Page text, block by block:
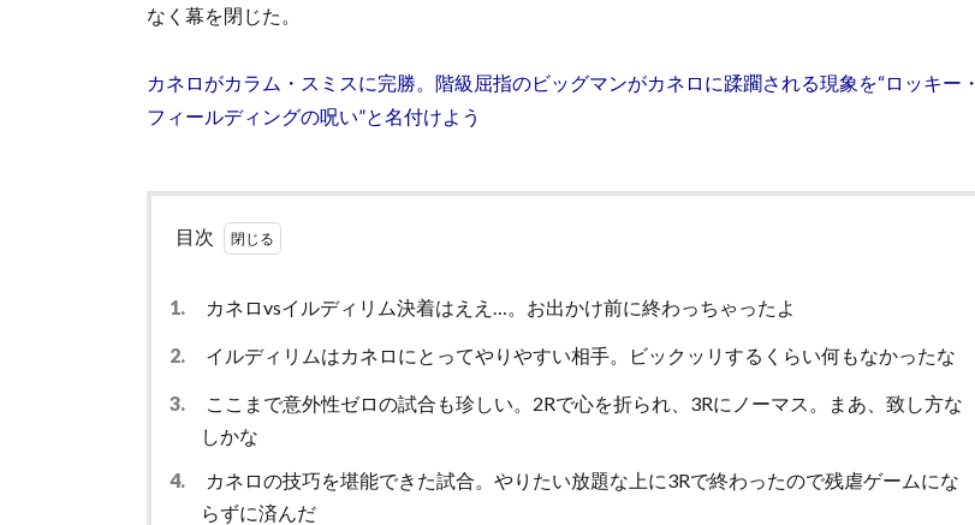
なく幕を閉じた。
カネロがカラム・スミスに完勝。階級屈指のビッグマンがカネロに蹂躙される現象を“ロッキー・
フィールディングの呪い”と名付けよう
目次
1. カネロvsイルディリム決着はええ…。お出かけ前に終わっちゃったよ
2. イルディリムはカネロにとってやりやすい相手。ビックッリするくらい何もなかったな
3.
ここまで意外性ゼロの試合も珍しい。2Rで心を折られ、3Rにノーマス。まあ、致し方な
しかな
4.
カネロの技巧を堪能できた試合。やりたい放題な上に3Rで終わったので残虐ゲームにな
らずに済んだ